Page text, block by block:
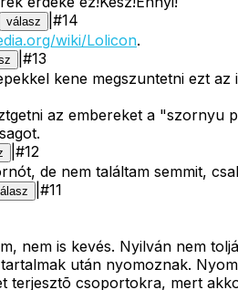
válasz #14
wiki/Lolicon.
#13
kene megszuntetni ezt
az embereket a "szornyu
#12
de nem találtam semmit,
#11
nem is kevés. Nyilván nem
után nyomoznak.
terjesztõ csoportokra, mert